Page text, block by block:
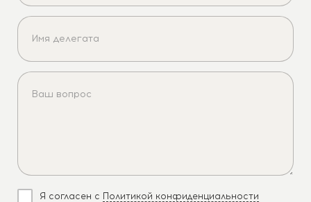
Я согласен с Политикой конфиденциальности